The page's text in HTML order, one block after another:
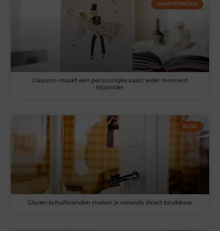
AANBIEDINGEN
Daarom maakt een persoonlijke kaart ieder moment
bijzonder
BLOG
Glazen schuifwanden maken je veranda direct bruikbaar